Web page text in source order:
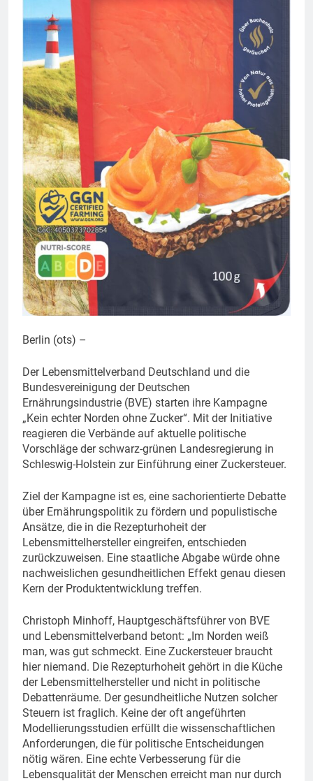
Berlin (ots) –
Der Lebensmittelverband Deutschland und die
Bundesvereinigung der Deutschen
Ernährungsindustrie (BVE) starten ihre Kampagne
„Kein echter Norden ohne Zucker“. Mit der Initiative
reagieren die Verbände auf aktuelle politische
Vorschläge der schwarz-grünen Landesregierung in
Schleswig-Holstein zur Einführung einer Zuckersteuer.
Ziel der Kampagne ist es, eine sachorientierte Debatte
über Ernährungspolitik zu fördern und populistische
Ansätze, die in die Rezepturhoheit der
Lebensmittelhersteller eingreifen, entschieden
zurückzuweisen. Eine staatliche Abgabe würde ohne
nachweislichen gesundheitlichen Effekt genau diesen
Kern der Produktentwicklung treffen.
Christoph Minhoff, Hauptgeschäftsführer von BVE
und Lebensmittelverband betont: „Im Norden weiß
man, was gut schmeckt. Eine Zuckersteuer braucht
hier niemand. Die Rezepturhoheit gehört in die Küche
der Lebensmittelhersteller und nicht in politische
Debattenräume. Der gesundheitliche Nutzen solcher
Steuern ist fraglich. Keine der oft angeführten
Modellierungsstudien erfüllt die wissenschaftlichen
Anforderungen, die für politische Entscheidungen
nötig wären. Eine echte Verbesserung für die
Lebensqualität der Menschen erreicht man nur durch